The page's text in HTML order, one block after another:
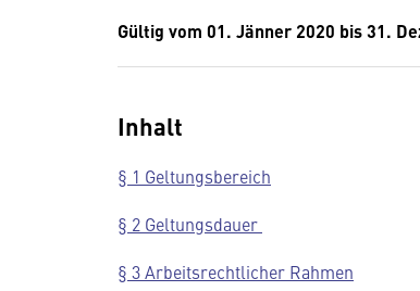
Gültig vom 01. Jänner 2020 bis 31.
Inhalt
§ 1 Geltungsbereich
§ 2 Geltungsdauer
§ 3 Arbeitsrechtlicher Rahmen